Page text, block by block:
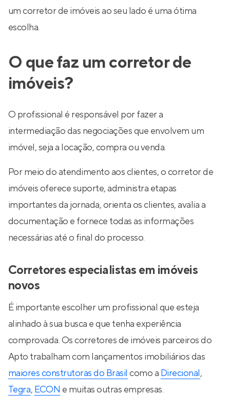
um corretor de imóveis ao seu lado é uma ótima
escolha.
O que faz um corretor de
imóveis?
O profissional é responsável por fazer a
intermediação das negociações que envolvem um
imóvel, seja a locação, compra ou venda.
Por meio do atendimento aos clientes, o corretor de
imóveis oferece suporte, administra etapas
importantes da jornada, orienta os clientes, avalia a
documentação e fornece todas as informações
necessárias até o final do processo.
Corretores especialistas em imóveis
novos
É importante escolher um profissional que esteja
alinhado à sua busca e que tenha experiência
comprovada. Os corretores de imóveis parceiros do
Apto trabalham com lançamentos imobiliários das
maiores construtoras do Brasil como a Direcional,
Tegra, ECON e muitas outras empresas.